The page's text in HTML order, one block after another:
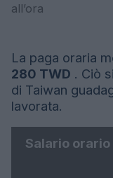
all’ora
La paga oraria
280 TWD . Ciò
di Taiwan
lavorata.
Salario orario